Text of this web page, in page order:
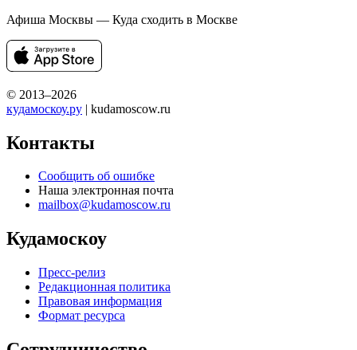
Афиша Москвы — Куда сходить в Москве
© 2013–2026
кудамоскоу.ру | kudamoscow.ru
Контакты
Сообщить об ошибке
Наша электронная почта
mailbox@kudamoscow.ru
Кудамоскоу
Пресс-релиз
Редакционная политика
Правовая информация
Формат ресурса